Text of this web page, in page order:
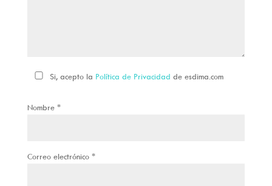
Si, acepto la Política de Privacidad de esdima.com
Nombre *
Correo electrónico *